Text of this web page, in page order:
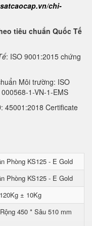
chi-
tiêu chuẩn Quốc Tế
: ISO 9001:2015 chứng
Môi trường: ISO
1-VN-1-EMS
45001:2018 Certificate
Phòng KS125 - E Gold
Phòng KS125 - E Gold
120Kg ± 10Kg
450 * Sâu 510 mm